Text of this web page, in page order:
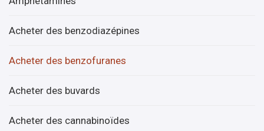
Acheter des benzodiazépines
Acheter des benzofuranes
Acheter des buvards
Acheter des cannabinoïdes